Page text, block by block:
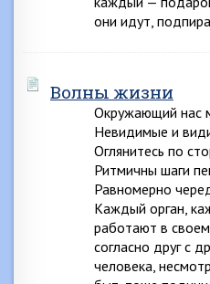
они идут,
Волны жизни
Окружающий нас
Невидимые и
Оглянитесь по
Ритмичны шаги
Равномерно
Каждый орган,
работают в
согласно друг с
человека,